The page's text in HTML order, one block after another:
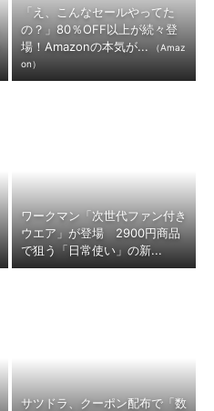
「え、こんなセールやってた
の？」80％OFF以上が続々登
場！Amazonの本気が...
（Amaz
on）
ワークマン「次世代ファン付き
ウエア」が登場 2900円商品
で狙う「日常使い」の新...
サツドラ、クーポン配布で「数